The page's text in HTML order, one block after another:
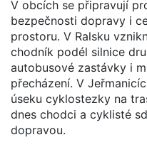
V obcích se připravují
bezpečnosti dopravy i
prostoru. V Ralsku
chodník podél silnice
autobusové zastávky i
přecházení. V
úseku cyklostezky na
dnes chodci a cyklisté
dopravou.